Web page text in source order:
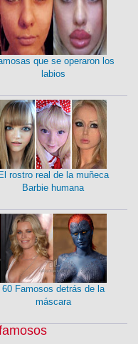
que se operaron los
labios
El rostro real de la muñeca
Barbie humana
60 Famosos detrás de la
máscara